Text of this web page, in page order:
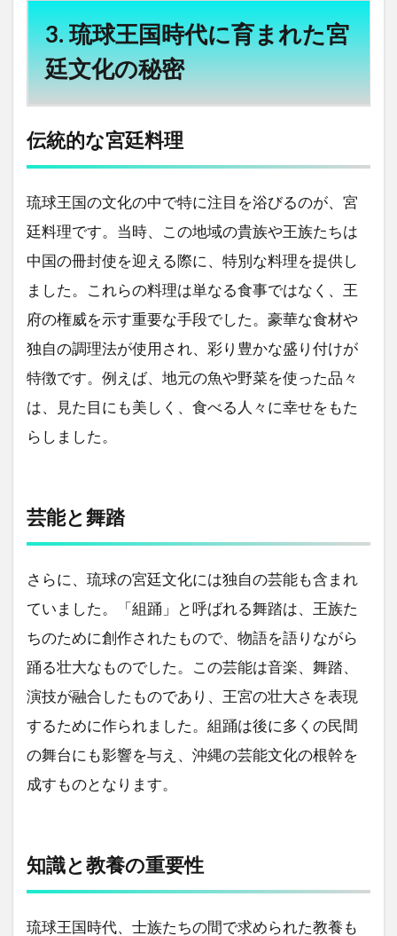
3. 琉球王国時代に育まれた宮
廷文化の秘密
伝統的な宮廷料理
琉球王国の文化の中で特に注目を浴びるのが、宮
廷料理です。当時、この地域の貴族や王族たちは
中国の冊封使を迎える際に、特別な料理を提供し
ました。これらの料理は単なる食事ではなく、王
府の権威を示す重要な手段でした。豪華な食材や
独自の調理法が使用され、彩り豊かな盛り付けが
特徴です。例えば、地元の魚や野菜を使った品々
は、見た目にも美しく、食べる人々に幸せをもた
らしました。
芸能と舞踏
さらに、琉球の宮廷文化には独自の芸能も含まれ
ていました。「組踊」と呼ばれる舞踏は、王族た
ちのために創作されたもので、物語を語りながら
踊る壮大なものでした。この芸能は音楽、舞踏、
演技が融合したものであり、王宮の壮大さを表現
するために作られました。組踊は後に多くの民間
の舞台にも影響を与え、沖縄の芸能文化の根幹を
成すものとなります。
知識と教養の重要性
琉球王国時代、士族たちの間で求められた教養も